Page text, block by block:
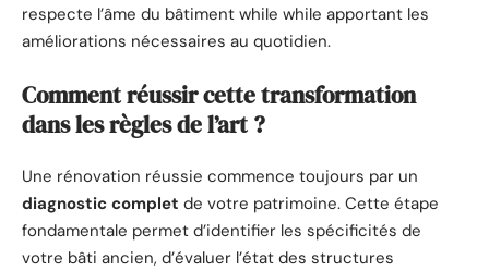
respecte l’âme du bâtiment while while apportant les
améliorations nécessaires au quotidien.
Comment réussir cette transformation
dans les règles de l’art ?
Une rénovation réussie commence toujours par un
diagnostic complet de votre patrimoine. Cette étape
fondamentale permet d’identifier les spécificités de
votre bâti ancien, d’évaluer l’état des structures